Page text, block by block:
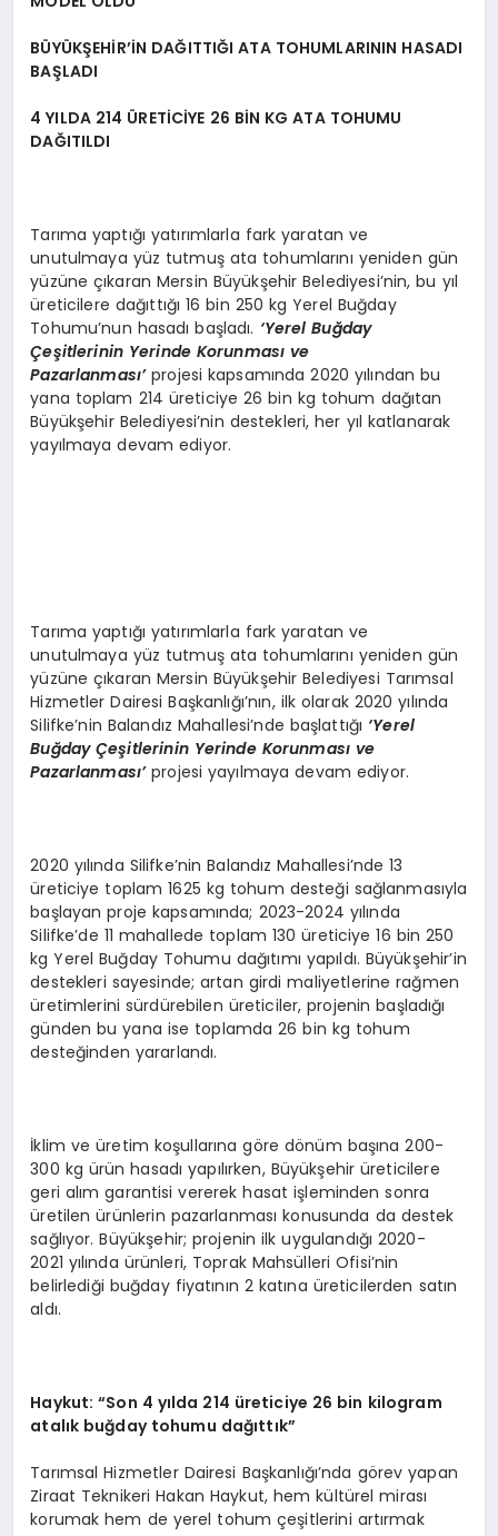
BÜYÜKŞEHİR’İN DAĞITTIĞI ATA TOHUMLARININ HASADI
BAŞLADI
4 YILDA 214 ÜRETİCİYE 26 BİN KG ATA TOHUMU
DAĞITILDI
Tarıma yaptığı yatırımlarla fark yaratan ve
unutulmaya yüz tutmuş ata tohumlarını yeniden gün
yüzüne çıkaran Mersin Büyükşehir Belediyesi’nin, bu yıl
üreticilere dağıttığı 16 bin 250 kg Yerel Buğday
Tohumu’nun hasadı başladı. ‘Yerel Buğday
Çeşitlerinin Yerinde Korunması ve
Pazarlanması’projesi kapsamında 2020 yılından bu
yana toplam 214 üreticiye 26 bin kg tohum dağıtan
Büyükşehir Belediyesi’nin destekleri, her yıl katlanarak
yayılmaya devam ediyor.
Tarıma yaptığı yatırımlarla fark yaratan ve
unutulmaya yüz tutmuş ata tohumlarını yeniden gün
yüzüne çıkaran Mersin Büyükşehir Belediyesi Tarımsal
Hizmetler Dairesi Başkanlığı’nın, ilk olarak 2020 yılında
Silifke’nin Balandız Mahallesi’nde başlattığı ‘Yerel
Buğday Çeşitlerinin Yerinde Korunması ve
Pazarlanması’projesi yayılmaya devam ediyor.
2020 yılında Silifke’nin Balandız Mahallesi’nde 13
üreticiye toplam 1625 kg tohum desteği sağlanmasıyla
başlayan proje kapsamında; 2023-2024 yılında
Silifke’de 11 mahallede toplam 130 üreticiye 16 bin 250
kg Yerel Buğday Tohumu dağıtımı yapıldı. Büyükşehir’in
destekleri sayesinde; artan girdi maliyetlerine rağmen
üretimlerini sürdürebilen üreticiler, projenin başladığı
günden bu yana ise toplamda 26 bin kg tohum
desteğinden yararlandı.
İklim ve üretim koşullarına göre dönüm başına 200-
300 kg ürün hasadı yapılırken, Büyükşehir üreticilere
geri alım garantisi vererek hasat işleminden sonra
üretilen ürünlerin pazarlanması konusunda da destek
sağlıyor. Büyükşehir; projenin ilk uygulandığı 2020-
2021 yılında ürünleri, Toprak Mahsülleri Ofisi’nin
belirlediği buğday fiyatının 2 katına üreticilerden satın
aldı.
Haykut: “Son 4 yılda 214 üreticiye 26 bin kilogram
atalık buğday tohumu dağıttık”
Tarımsal Hizmetler Dairesi Başkanlığı’nda görev yapan
Ziraat Teknikeri Hakan Haykut, hem kültürel mirası
korumak hem de yerel tohum çeşitlerini artırmak